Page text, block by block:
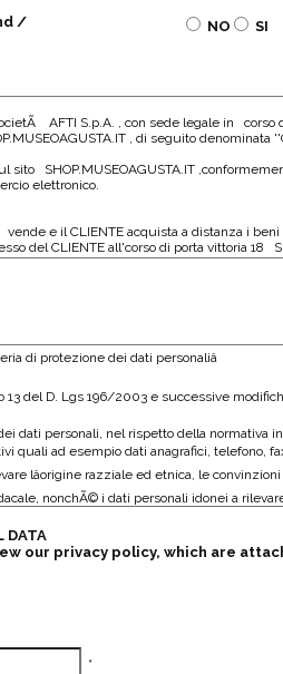
/
NO SI
DATA
our privacy policy, which are
*